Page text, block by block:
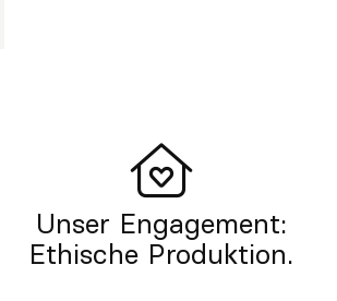
Unser Engagement:
Ethische Produktion.